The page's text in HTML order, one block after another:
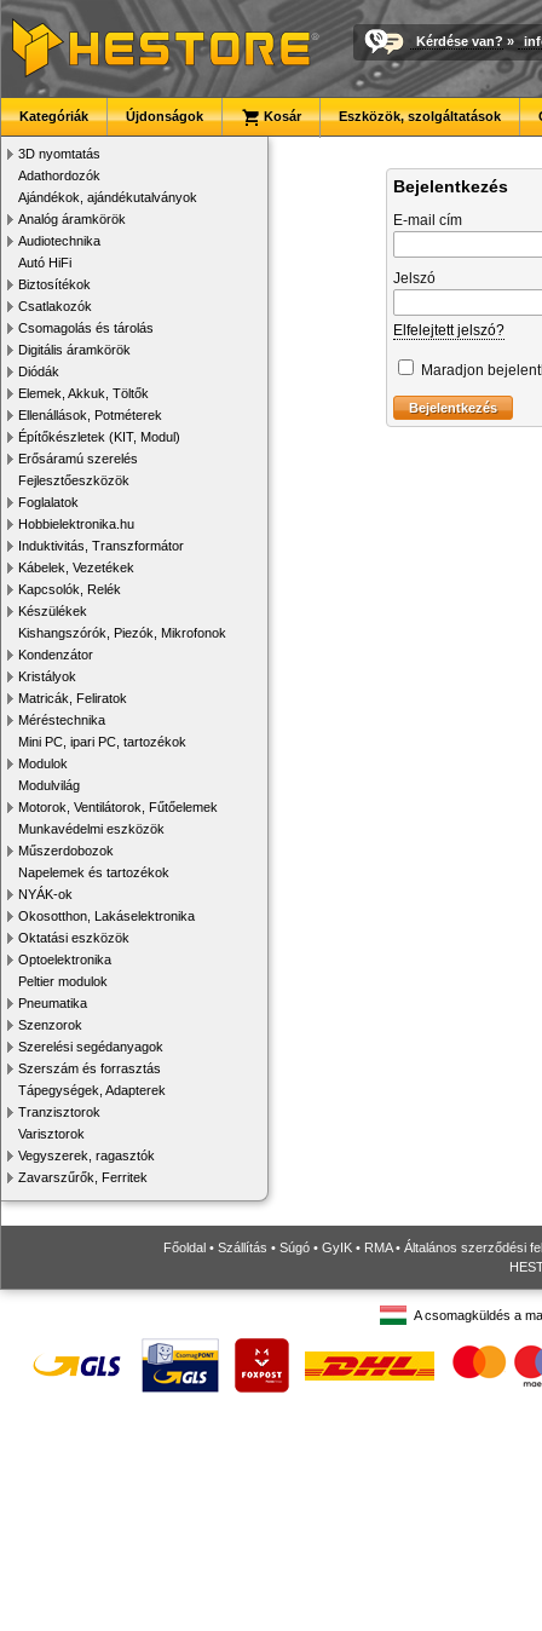
Kérdése van? »
Kategóriák Újdonságok Kosár Eszközök, szolgáltatások
3D nyomtatás
Adathordozók
Ajándékok, ajándékutalványok
Analóg áramkörök
Audiotechnika
Autó HiFi
Biztosítékok
Csatlakozók
Csomagolás és tárolás
Digitális áramkörök
Diódák
Elemek, Akkuk, Töltők
Ellenállások, Potméterek
Építőkészletek (KIT, Modul)
Erősáramú szerelés
Fejlesztőeszközök
Foglalatok
Hobbielektronika.hu
Induktivitás, Transzformátor
Kábelek, Vezetékek
Kapcsolók, Relék
Készülékek
Kishangszórók, Piezók, Mikrofonok
Kondenzátor
Kristályok
Matricák, Feliratok
Méréstechnika
Mini PC, ipari PC, tartozékok
Modulok
Modulvilág
Motorok, Ventilátorok, Fűtőelemek
Munkavédelmi eszközök
Műszerdobozok
Napelemek és tartozékok
NYÁK-ok
Okosotthon, Lakáselektronika
Oktatási eszközök
Optoelektronika
Peltier modulok
Pneumatika
Szenzorok
Szerelési segédanyagok
Szerszám és forrasztás
Tápegységek, Adapterek
Tranzisztorok
Varisztorok
Vegyszerek, ragasztók
Zavarszűrők, Ferritek
Bejelentkezés
E-mail cím
Jelszó
Elfelejtett jelszó?
Maradjon
Főoldal • Szállítás • Súgó • GyIK • RMA• Általános szerződési
A csomagküldés a